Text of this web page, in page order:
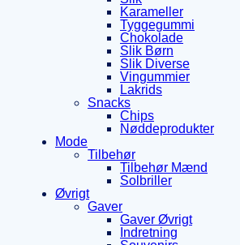
Karameller
Tyggegummi
Chokolade
Slik Børn
Slik Diverse
Vingummier
Lakrids
Snacks
Chips
Nøddeprodukter
Mode
Tilbehør
Tilbehør Mænd
Solbriller
Øvrigt
Gaver
Gaver Øvrigt
Indretning